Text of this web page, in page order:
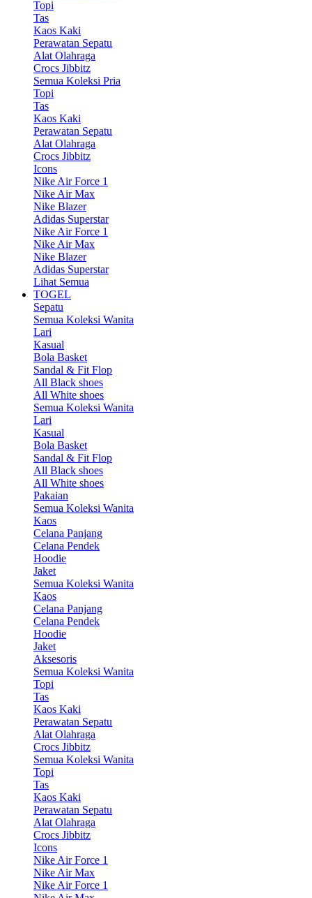
Topi
Tas
Kaos Kaki
Perawatan Sepatu
Alat Olahraga
Crocs Jibbitz
Semua Koleksi Pria
Topi
Tas
Kaos Kaki
Perawatan Sepatu
Alat Olahraga
Crocs Jibbitz
Icons
Nike Air Force 1
Nike Air Max
Nike Blazer
Adidas Superstar
Nike Air Force 1
Nike Air Max
Nike Blazer
Adidas Superstar
Lihat Semua
TOGEL
Sepatu
Semua Koleksi Wanita
Lari
Kasual
Bola Basket
Sandal & Fit Flop
All Black shoes
All White shoes
Semua Koleksi Wanita
Lari
Kasual
Bola Basket
Sandal & Fit Flop
All Black shoes
All White shoes
Pakaian
Semua Koleksi Wanita
Kaos
Celana Panjang
Celana Pendek
Hoodie
Jaket
Semua Koleksi Wanita
Kaos
Celana Panjang
Celana Pendek
Hoodie
Jaket
Aksesoris
Semua Koleksi Wanita
Topi
Tas
Kaos Kaki
Perawatan Sepatu
Alat Olahraga
Crocs Jibbitz
Semua Koleksi Wanita
Topi
Tas
Kaos Kaki
Perawatan Sepatu
Alat Olahraga
Crocs Jibbitz
Icons
Nike Air Force 1
Nike Air Max
Nike Air Force 1